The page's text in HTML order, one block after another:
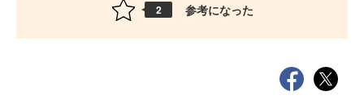
2 参考になった